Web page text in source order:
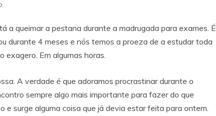
a queimar a pestana durante a madrugada para exames. É
durante 4 meses e nós temos a proeza de a estudar toda
exagero. Em algumas horas.
A verdade é que adoramos procrastinar durante o
sempre algo mais importante para fazer do que
e surge alguma coisa que já devia estar feita para ontem.